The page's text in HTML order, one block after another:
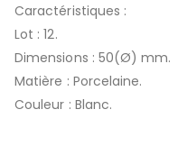
Caractéristiques :
Lot : 12.
Dimensions : 50(Ø) mm.
Matière : Porcelaine.
Couleur : Blanc.